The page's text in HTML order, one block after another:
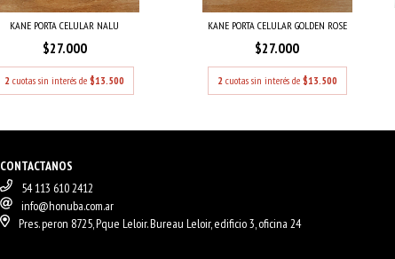
KANE PORTA CELULAR NALU
$27.000
2 cuotas sin interés de$13.500
KANE PORTA CELULAR GOLDEN ROSE
$27.000
2 cuotas sin interés de $13.500
CONTACTANOS
54 113 610 2412
info@honuba.com.ar
Pres. peron 8725, Pque Leloir. Bureau Leloir, edificio 3, oficina 24